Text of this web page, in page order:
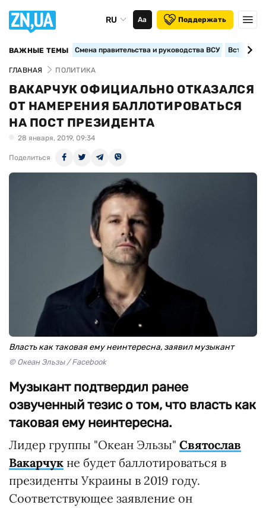
RU Аа Поддержать
ВАЖНЫЕ ТЕМЫ Смена правительства и руководства ВСУ
ГЛАВНАЯ ПОЛИТИКА
ВАКАРЧУК ОФИЦИАЛЬНО ОТКАЗАЛСЯ
ОТ НАМЕРЕНИЯ БАЛЛОТИРОВАТЬСЯ
НА ПОСТ ПРЕЗИДЕНТА
28 января, 2019, 09:34
Поделиться
Власть как таковая ему неинтересна, заявил музыкант
© Океан Эльзы / Facebook
Музыкант подтвердил ранее
озвученный тезис о том, что власть как
таковая ему неинтересна.
Лидер группы "Океан Эльзы" Святослав
Вакарчук не будет баллотироваться в
президенты Украины в 2019 году.
Соответствующее заявление он